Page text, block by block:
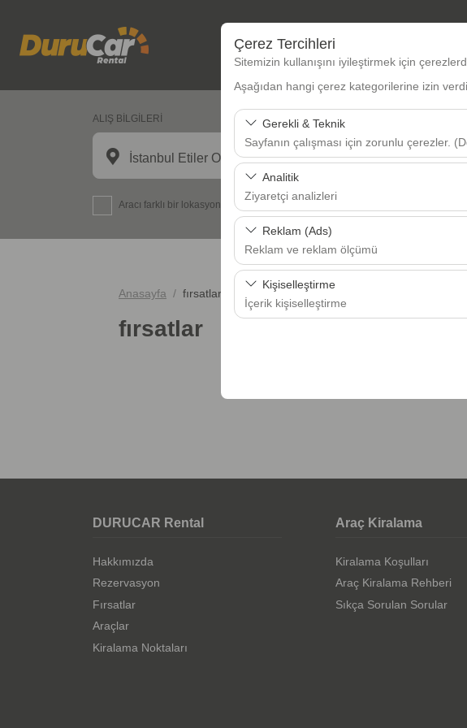
Çerez Tercihleri
Sitemizin kullanışını iyileştirmek için
Aşağıdan hangi çerez kategorilerine izin
Gerekli & Teknik
Sayfanın çalışması için zorunlu çerezler.
Bu çerezler sitenin doğru şekilde
bırakılamaz.
Analitik
Ziyaretçi analizleri
Bu çerezler, sitemizin nasıl kullanıldığını
analiz etmemizi sağlar. Bu veriler, web
kullanılır.
Reklam (Ads)
Reklam ve reklam ölçümü
Bu çerezler, size ilgi alanlarınıza uygun
etkinliğini (gösterim sayısı, tıklama oranı)
Kişiselleştirme
İçerik kişiselleştirme
deneyiminizin tutarlılığını ve sürekliliğini
ALIŞ BİLGİLERİ
İstanbul Etiler Ofis
Aracı farklı bir lokasyona bırakacağım
Anasayfa fırsatlar
fırsatlar
DURUCAR Rental
Hakkımızda
Rezervasyon
Fırsatlar
Araçlar
Kiralama Noktaları
Araç Kiralama
Kiralama Koşulları
Araç Kiralama Rehberi
Sıkça Sorulan Sorular